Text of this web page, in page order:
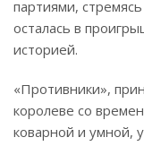
партиями,
осталась в
историей.
«Противники»,
королеве со
коварной и умной,